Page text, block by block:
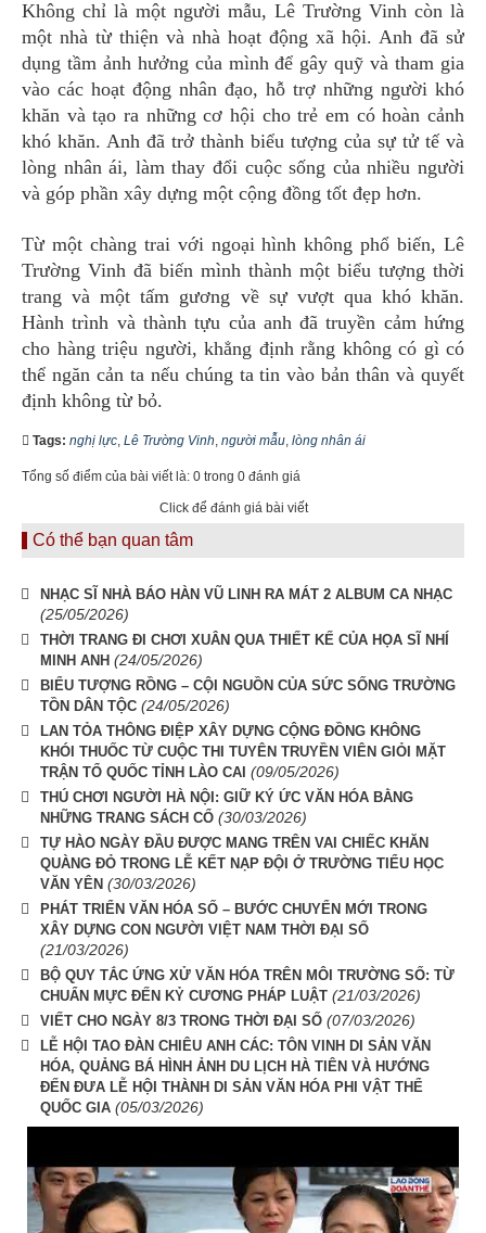
Không chỉ là một người mẫu, Lê Trường Vinh còn là
một nhà từ thiện và nhà hoạt động xã hội. Anh đã sử
dụng tầm ảnh hưởng của mình để gây quỹ và tham gia
vào các hoạt động nhân đạo, hỗ trợ những người khó
khăn và tạo ra những cơ hội cho trẻ em có hoàn cảnh
khó khăn. Anh đã trở thành biểu tượng của sự tử tế và
lòng nhân ái, làm thay đổi cuộc sống của nhiều người
và góp phần xây dựng một cộng đồng tốt đẹp hơn.
Từ một chàng trai với ngoại hình không phổ biến, Lê
Trường Vinh đã biến mình thành một biểu tượng thời
trang và một tấm gương về sự vượt qua khó khăn.
Hành trình và thành tựu của anh đã truyền cảm hứng
cho hàng triệu người, khẳng định rằng không có gì có
thể ngăn cản ta nếu chúng ta tin vào bản thân và quyết
định không từ bỏ.
Tags: nghị lực Lê Trường Vinh người mẫu lòng nhân ái
Tổng số điểm của bài viết là: 0 trong 0 đánh giá
Click để đánh giá bài viết
Có thể bạn quan tâm
NHẠC SĨ NHÀ BÁO HÀN VŨ LINH RA MÁT 2 ALBUM CA NHẠC
(25/05/2026)
THỜI TRANG ĐI CHƠI XUÂN QUA THIẾT KẾ CỦA HỌA SĨ NHÍ
MINH ANH (24/05/2026)
BIỂU TƯỢNG RỒNG – CỘI NGUỒN CỦA SỨC SỐNG TRƯỜNG
TỒN DÂN TỘC (24/05/2026)
LAN TỎA THÔNG ĐIỆP XÂY DỰNG CỘNG ĐỒNG KHÔNG
KHÓI THUỐC TỪ CUỘC THI TUYÊN TRUYỀN VIÊN GIỎI MẶT
TRẬN TỔ QUỐC TỈNH LÀO CAI (09/05/2026)
THÚ CHƠI NGƯỜI HÀ NỘI: GIỮ KÝ ỨC VĂN HÓA BẰNG
NHỮNG TRANG SÁCH CỔ (30/03/2026)
TỰ HÀO NGÀY ĐẦU ĐƯỢC MANG TRÊN VAI CHIẾC KHĂN
QUÀNG ĐỎ TRONG LỄ KẾT NẠP ĐỘI Ở TRƯỜNG TIỂU HỌC
VĂN YÊN (30/03/2026)
PHÁT TRIỂN VĂN HÓA SỐ – BƯỚC CHUYỂN MỚI TRONG
XÂY DỰNG CON NGƯỜI VIỆT NAM THỜI ĐẠI SỐ
(21/03/2026)
BỘ QUY TẮC ỨNG XỬ VĂN HÓA TRÊN MÔI TRƯỜNG SỐ: TỪ
CHUẨN MỰC ĐẾN KỶ CƯƠNG PHÁP LUẬT (21/03/2026)
VIẾT CHO NGÀY 8/3 TRONG THỜI ĐẠI SỐ (07/03/2026)
LỄ HỘI TAO ĐÀN CHIÊU ANH CÁC: TÔN VINH DI SẢN VĂN
HÓA, QUẢNG BÁ HÌNH ẢNH DU LỊCH HÀ TIÊN VÀ HƯỚNG
ĐẾN ĐƯA LỄ HỘI THÀNH DI SẢN VĂN HÓA PHI VẬT THỂ
QUỐC GIA (05/03/2026)